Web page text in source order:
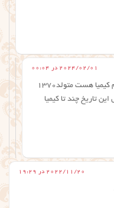
2024/02/01 در 00:04
اسم دختر عزيز من هم كيميا هست متولد١٣٧٠
تاريخ چند تا كيميا
2022/11/20 در 19:29